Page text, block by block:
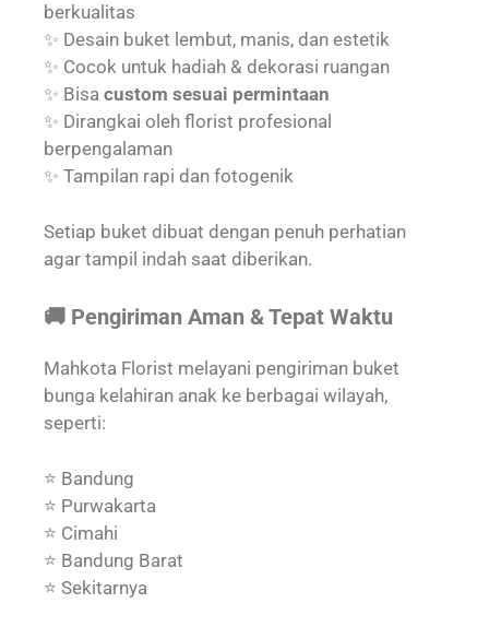
berkualitas
✨ Desain buket lembut, manis, dan estetik
✨ Cocok untuk hadiah & dekorasi ruangan
✨ Bisa custom sesuai permintaan
✨ Dirangkai oleh florist profesional
berpengalaman
✨ Tampilan rapi dan fotogenik
Setiap buket dibuat dengan penuh perhatian
agar tampil indah saat diberikan.
🚚 Pengiriman Aman & Tepat Waktu
Mahkota Florist melayani pengiriman buket
bunga kelahiran anak ke berbagai wilayah,
seperti:
⭐ Bandung
⭐ Purwakarta
⭐ Cimahi
⭐ Bandung Barat
⭐ Sekitarnya